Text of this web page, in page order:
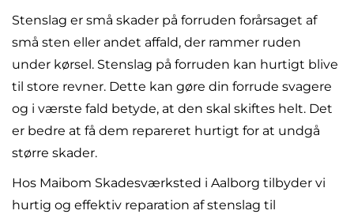
Stenslag er små skader på forruden forårsaget af
små sten eller andet affald, der rammer ruden
under kørsel. Stenslag på forruden kan hurtigt blive
til store revner. Dette kan gøre din forrude svagere
og i værste fald betyde, at den skal skiftes helt. Det
er bedre at få dem repareret hurtigt for at undgå
større skader.
Hos Maibom Skadesværksted i Aalborg tilbyder vi
hurtig og effektiv reparation af stenslag til